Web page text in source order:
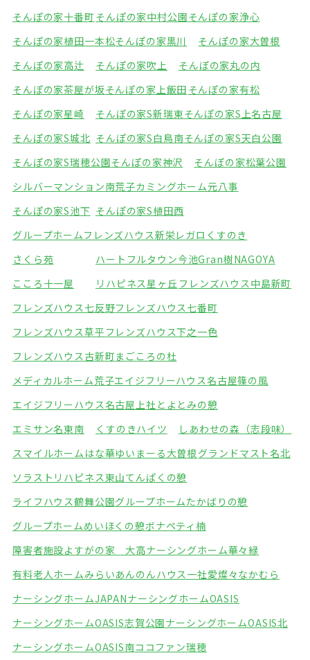
そんぽの家十番町 そんぽの家中村公園そんぽの家浄心
そんぽの家植田一本松そんぽの家黒川
そんぽの家大曽根
そんぽの家高辻
そんぽの家吹上
そんぽの家丸の内
そんぽの家茶屋が坂そんぽの家上飯田 そんぽの家有松
そんぽの家星崎
そんぽの家S新瑞東そんぽの家S上名古屋
そんぽの家S城北 そんぽの家S白鳥南そんぽの家S天白公園
そんぽの家S瑞穂公園そんぽの家神沢
そんぽの家松葉公園
シルバーマンション南荒子カミングホーム元八事
そんぽの家S池下 そんぽの家S植田西
グループホームフレンズハウス新栄 レガロくすのき
さくら苑
ハートフルタウン今池Gran樹NAGOYA
こころ十一屋
リハピネス星ヶ丘 フレンズハウス中島新町
フレンズハウス七反野フレンズハウス七番町
フレンズハウス草平 フレンズハウス下之一色
フレンズハウス古新町まごころの杜
メディカルホーム荒子エイジフリーハウス名古屋篠の風
エイジフリーハウス名古屋上社 とよとみの憩
エミサン名東南
くすのきハイツ
しあわせの森（志段味）
スマイルホームはな華ゆいまーる大曽根 グランドマスト名北
ソラストリハピネス東山てんぱくの憩
ライフハウス鶴舞公園グループホームたかばりの憩
グループホームめいほくの憩ボナペティ楠
障害者施設よすがの家 大高ナーシングホーム華々緑
有料老人ホームみらいあんのんハウス一社愛燦々なかむら
ナーシングホームJAPANナーシングホームOASIS
ナーシングホームOASIS志賀公園ナーシングホームOASIS北
ナーシングホームOASIS南ココファン瑞穂